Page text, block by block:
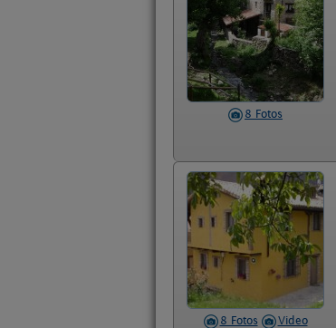
8 Fotos
8 Fotos Video